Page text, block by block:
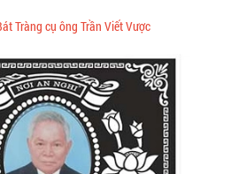
Tràng cụ ông Trần Viết Vược